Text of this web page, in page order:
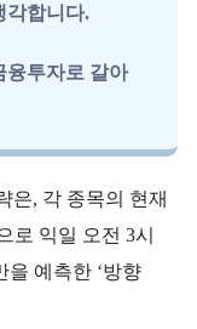
각합니다.
융투자로 갈아
은, 각 종목의 현재
로 익일 오전 3시
을 예측한 ‘방향